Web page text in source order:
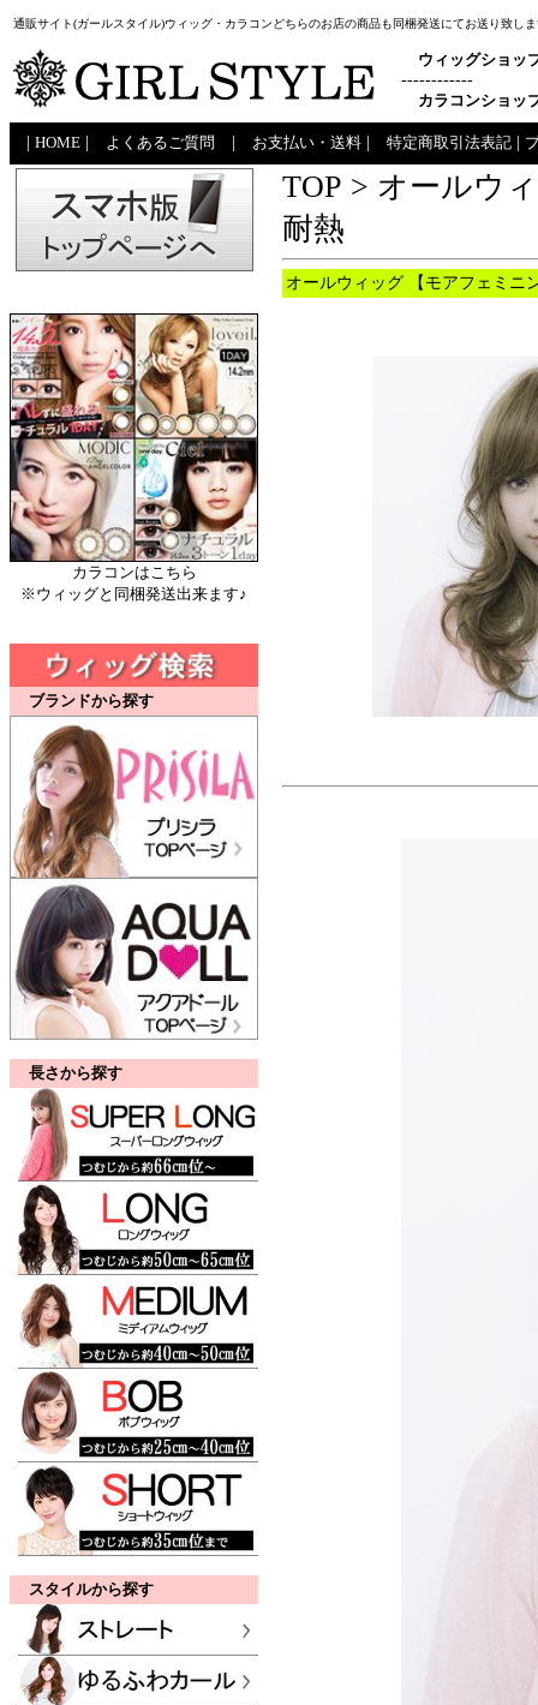
通販サイト(ガールスタイル)ウィッグ・カラコンどちらのお店の商品も同梱発送にてお送り致し
ウィッグショッ
------------
カラコンショッ
HOME よくあるご質問 お支払い・送料 特定商取引法表記
カラコンはこちら
※ウィッグと同梱発送出来ます♪
ブランドから探す
長さから探す
スタイルから探す
TOP > オールウ
耐熱
オールウィッグ 【モアフェミニ